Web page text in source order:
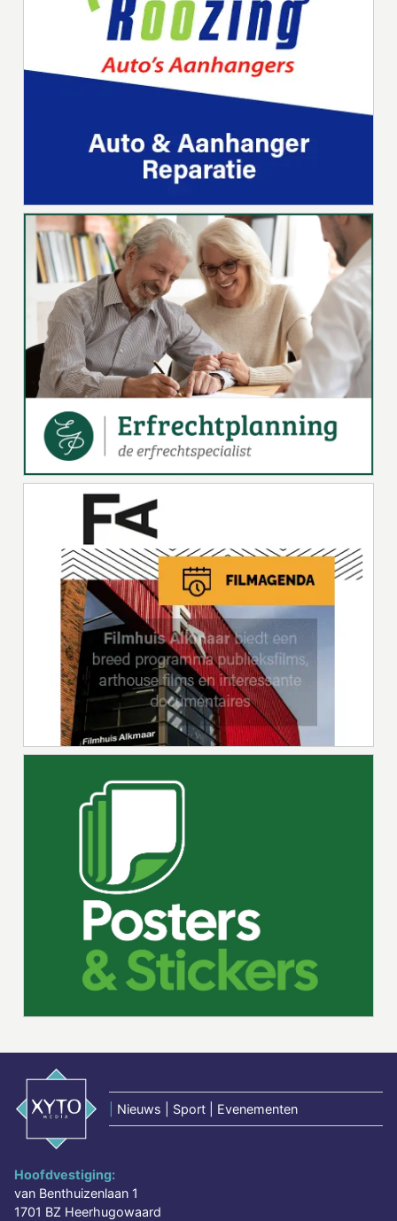
Nieuws | Sport | Evenementen
Hoofdvestiging:
van Benthuizenlaan 1
1701 BZ Heerhugowaard